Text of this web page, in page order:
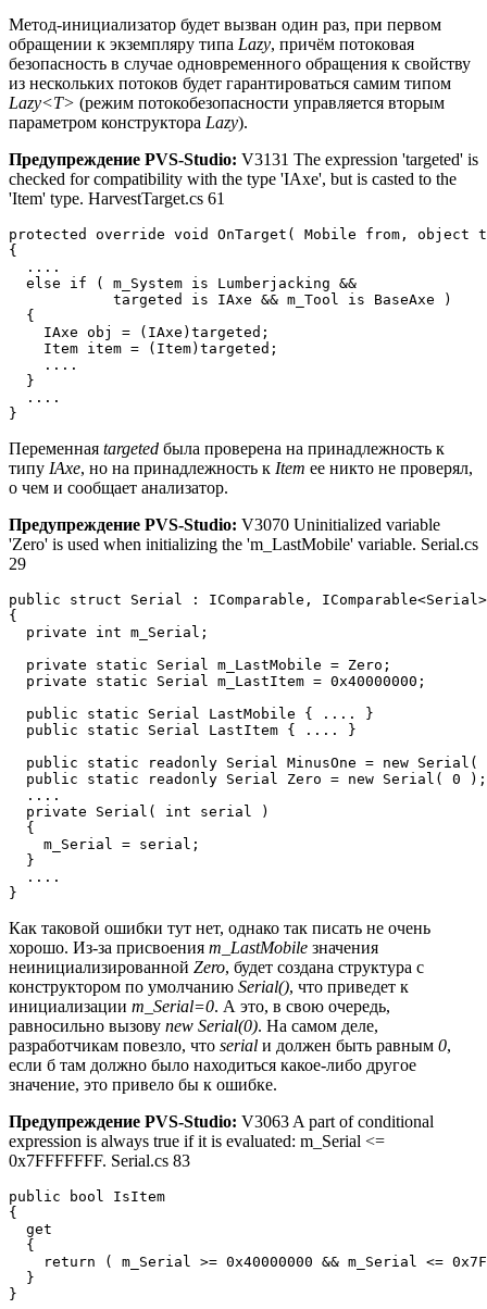
Метод-инициализатор будет вызван один раз, при первом
обращении к экземпляру типа Lazy, причём потоковая
безопасность в случае одновременного обращения к свойству
из нескольких потоков будет гарантироваться самим типом
Lazy<T> (режим потокобезопасности управляется вторым
параметром конструктора Lazy).
Предупреждение PVS-Studio: V3131 The expression 'targeted' is
checked for compatibility with the type 'IAxe', but is casted to the
'Item' type. HarvestTarget.cs 61
protected override void OnTarget( Mobile from, object
{
  ....
  else if ( m_System is Lumberjacking &&
            targeted is IAxe && m_Tool is BaseAxe )
  {
    IAxe obj = (IAxe)targeted;
    Item item = (Item)targeted;
    ....
  }
  ....
}
Переменная targeted была проверена на принадлежность к
типу IAxe, но на принадлежность к Item ее никто не проверял,
о чем и сообщает анализатор.
Предупреждение PVS-Studio: V3070 Uninitialized variable
'Zero' is used when initializing the 'm_LastMobile' variable. Serial.cs
29
public struct Serial : IComparable, IComparable<Serial>
{
  private int m_Serial;
private static Serial m_LastMobile = Zero;
  private static Serial m_LastItem = 0x40000000;
  public static Serial LastMobile { .... }
  public static Serial LastItem { .... }
public static readonly Serial MinusOne = new Serial(
public static readonly Serial Zero = new Serial( 0
  ....
  private Serial( int serial )
  {
    m_Serial = serial;
  }
  ....
}
Как таковой ошибки тут нет, однако так писать не очень
хорошо. Из-за присвоения m_LastMobile значения
неинициализированной Zero, будет создана структура с
конструктором по умолчанию Serial(), что приведет к
инициализации m_Serial=0. А это, в свою очередь,
равносильно вызову new Serial(0). На самом деле,
разработчикам повезло, что serial и должен быть равным 0,
если б там должно было находиться какое-либо другое
значение, это привело бы к ошибке.
Предупреждение PVS-Studio: V3063 A part of conditional
expression is always true if it is evaluated: m_Serial <=
0x7FFFFFFF. Serial.cs 83
public bool IsItem
{
  get
  {
return ( m_Serial >= 0x40000000 && m_Serial <=
  }
}